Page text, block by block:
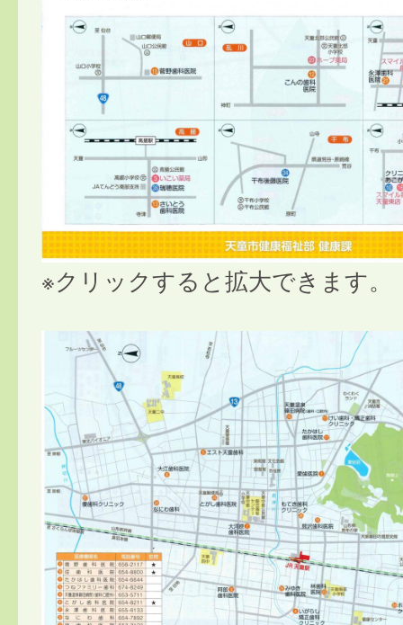
※クリックすると拡大できます。